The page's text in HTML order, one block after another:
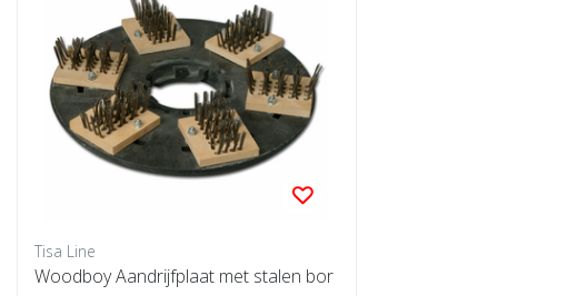
Tisa Line
Woodboy Aandrijfplaat met stalen bor